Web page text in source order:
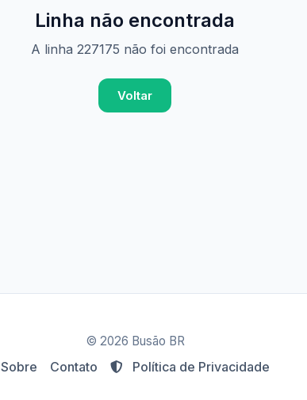
Linha não encontrada
A linha 227175 não foi encontrada
Voltar
© 2026 Busão BR
Sobre Contato Política de Privacidade